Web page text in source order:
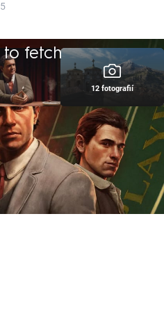
to fetch
12 fotografií
dávka zajímavých
vydání.